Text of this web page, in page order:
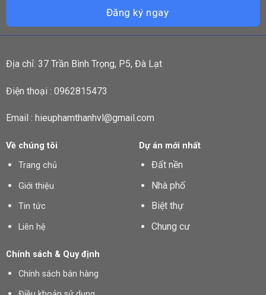
Địa chỉ: 37 Trần Bình Trọng, P5, Đà Lạt
Điện thoại : 0962815473
Email : hieuphamthanhvl@gmail.com
Về chúng tôi
Trang chủ
Giới thiệu
Tin tức
Liên hệ
Dự án mới nhất
Đất nền
Nhà phố
Biệt thự
Chung cư
Chính sách & Quy định
Chính sách bán hàng